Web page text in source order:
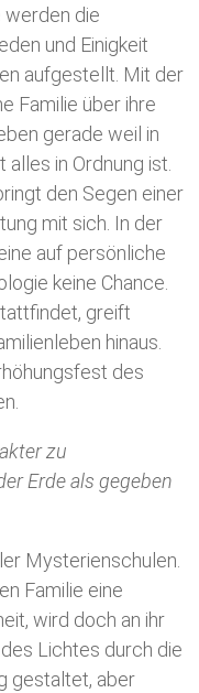
werden die
und Einigkeit
aufgestellt. Mit der
Familie über ihre
gerade weil in
in Ordnung ist.
den Segen einer
mit sich. In der
auf persönliche
keine Chance.
greift
hinaus.
des
zu
Erde als gegeben
Mysterienschulen.
Familie eine
wird doch an ihr
Lichtes durch die
gestaltet, aber